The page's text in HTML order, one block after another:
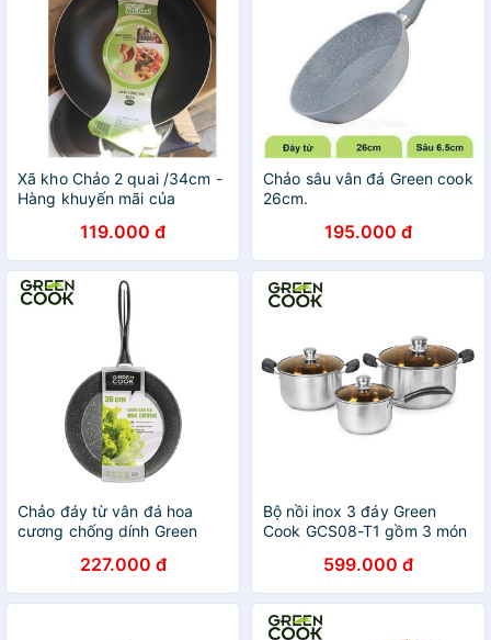
Xã kho Chảo 2 quai /34cm -
Hàng khuyến mãi của
119.000 đ
Chảo sâu vân đá Green cook
26cm.
195.000 đ
Chảo đáy từ vân đá hoa
cương chống dính Green
cầm inox chống bỏng chắc
chắn
227.000 đ
Bộ nồi inox 3 đáy Green
Cook GCS08-T1 gồm 3 món
được trên bếp từ - Hàng
chính hãng
599.000 đ